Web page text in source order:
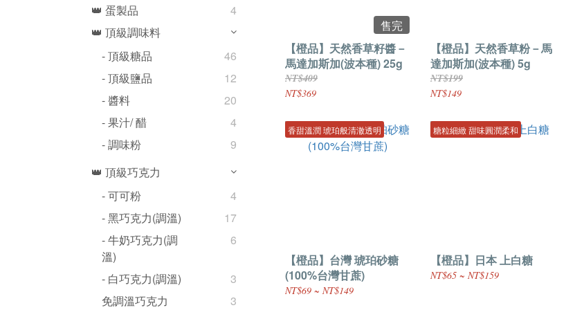
👑 蛋製品
4
👑 頂級調味料
- 頂級糖品
46
- 頂級鹽品
12
- 醬料
20
- 果汁/ 醋
4
- 調味粉
9
👑 頂級巧克力
- 可可粉
4
- 黑巧克力(調溫)
17
- 牛奶巧克力(調
溫)
6
- 白巧克力(調溫)
3
免調溫巧克力
3
售完
【橙品】天然香草籽醬－
馬達加斯加(波本種) 25g
NT$409
NT$369
【橙品】天然香草粉－馬
達加斯加(波本種) 5g
NT$199
NT$149
香甜溫潤 琥珀般清澈透明
【橙品】台灣 琥珀砂糖
(100%台灣甘蔗)
NT$69 ~ NT$149
糖粒細緻 甜味圓潤柔和
【橙品】日本 上白糖
NT$65 ~ NT$159